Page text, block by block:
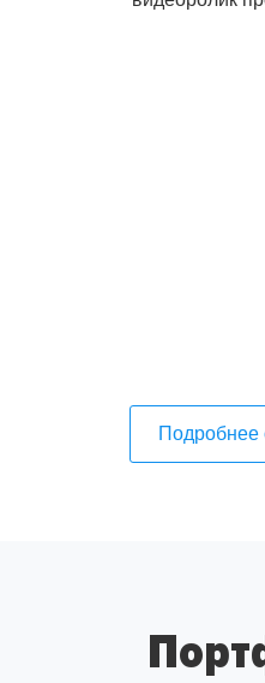
Подробнее